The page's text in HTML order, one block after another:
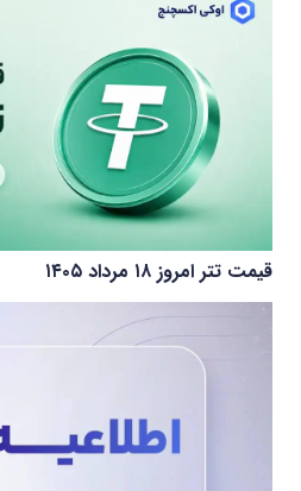
قیمت تتر امروز ۱۸ مرداد ۱۴۰۵